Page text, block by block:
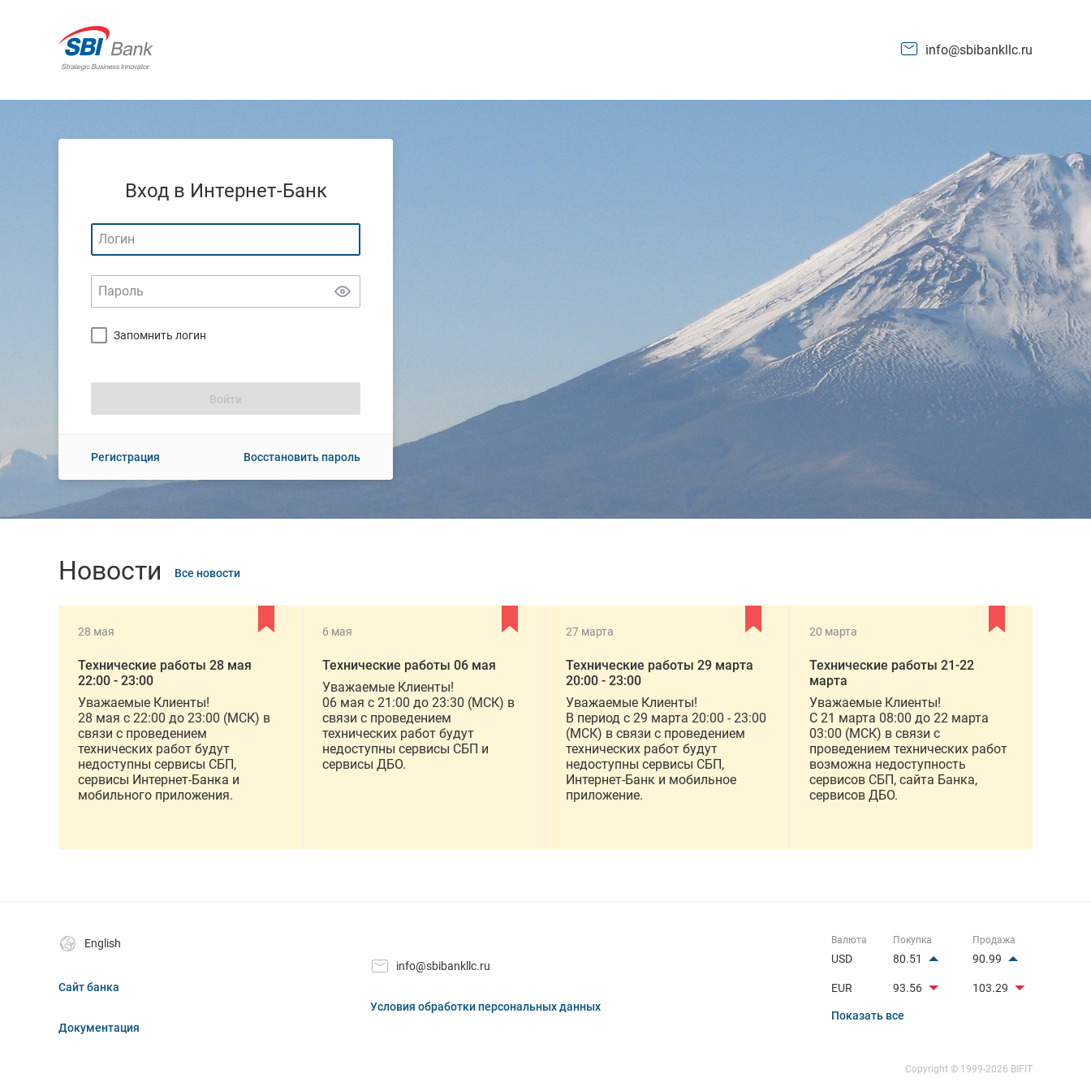
info@sbibankllc.ru
Вход в Интернет-Банк
Запомнить логин
Регистрация Восстановить пароль
Новости Все новости
28 мая
Технические работы 28 мая
22:00 - 23:00
Уважаемые Клиенты!
28 мая с 22:00 до 23:00 (МСК) в
связи с проведением
технических работ будут
недоступны сервисы СБП,
сервисы Интернет-Банка и
мобильного приложения.
6 мая
Технические работы 06 мая
Уважаемые Клиенты!
06 мая c 21:00 до 23:30 (МСК) в
связи с проведением
технических работ будут
недоступны сервисы СБП и
сервисы ДБО.
27 марта
Технические работы 29 марта
20:00 - 23:00
Уважаемые Клиенты!
В период с 29 марта 20:00 - 23:00
(МСК) в связи с проведением
технических работ будут
недоступны сервисы СБП,
Интернет-Банк и мобильное
приложение.
20 марта
Технические работы 21-22
марта
Уважаемые Клиенты!
C 21 марта 08:00 до 22 марта
03:00 (МСК) в связи с
проведением технических работ
возможна недоступность
сервисов СБП, сайта Банка,
сервисов ДБО.
English
Сайт банка
Документация
info@sbibankllc.ru
Условия обработки персональных данных
Валюта Покупка Продажа
USD 80.51 90.99
EUR 93.56 103.29
Показать все
Copyright © 1999-2026 BIFIT